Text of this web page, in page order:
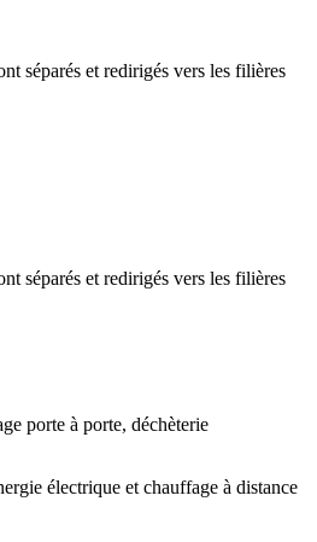
séparés et redirigés vers les filières
séparés et redirigés vers les filières
porte à porte, déchèterie
électrique et chauffage à distance